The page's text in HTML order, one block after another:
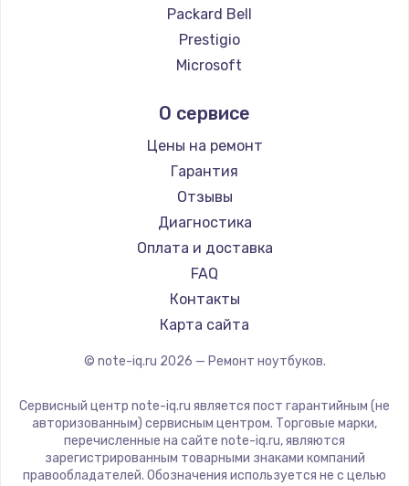
Ремонт ноутбуков Evga
Ремонт ноутбуков Google
Ремонт ноутбуков Echips
Ремонт ноутбуков Predator
Ремонт ноутбуков iru
Ремонт ноутбуков Machenike
Ремонт ноутбуков DEXP
Ремонт ноутбуков Teclast
Ремонт ноутбуков CHUWI
Ремонт ноутбуков Colorful
Packard Bell
Prestigio
Microsoft
Aquarius
Gigabyte
Aorus
Maibenben
Getac
Epson
Philips
LG
Panasonic
ZTE
Hiper
Evga
О сервисе
Цены на ремонт
Гарантия
Отзывы
Диагностика
Оплата и доставка
FAQ
Контакты
Карта сайта
© note-iq.ru 2026 — Ремонт ноутбуков.
Сервисный центр note-iq.ru является пост гарантийным (не
авторизованным) сервисным центром. Торговые марки,
перечисленные на сайте note-iq.ru, являются
зарегистрированным товарными знаками компаний
правообладателей. Обозначения используется не с целью